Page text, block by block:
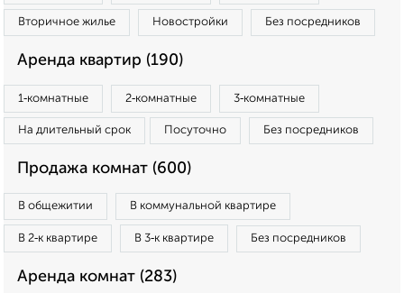
Вторичное жилье Новостройки Без посредников
Аренда квартир (190)
1‑комнатные 2‑комнатные 3‑комнатные
На длительный срок Посуточно Без посредников
Продажа комнат (600)
В общежитии В коммунальной квартире
В 2‑к квартире В 3‑к квартире Без посредников
Аренда комнат (283)